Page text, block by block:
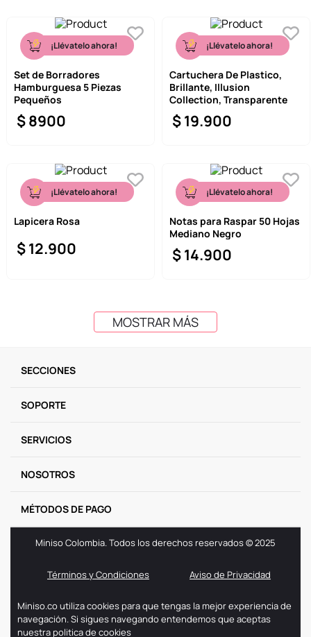
¡Llévatelo ahora!
Set de Borradores
Hamburguesa 5 Piezas
Pequeños
$8900
¡Llévatelo ahora!
Cartuchera De Plastico,
Brillante, Illusion
Collection, Transparente
$19.900
¡Llévatelo ahora!
Lapicera Rosa
$12.900
¡Llévatelo ahora!
Notas para Raspar 50 Hojas
Mediano Negro
$14.900
MOSTRAR MÁS
SECCIONES
SOPORTE
SERVICIOS
NOSOTROS
MÉTODOS DE PAGO
Miniso Colombia. Todos los derechos reservados © 2025
Términos y Condiciones Aviso de Privacidad
Miniso.co utiliza cookies para que tengas la mejor experiencia de
navegación. Si sigues navegando entendemos que aceptas
nuestra politica de cookies